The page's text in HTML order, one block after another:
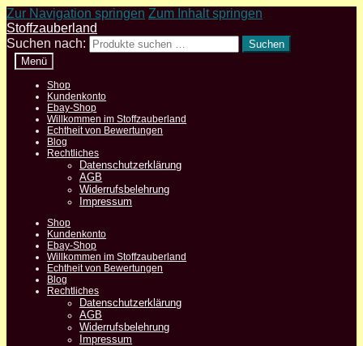
Zur Navigation springen Zum Inhalt springen
Stoffzauberland
Suchen nach:
Suchen
Menü
Shop
Kundenkonto
Ebay-Shop
Willkommen im Stoffzauberland
Echtheit von Bewertungen
Blog
Rechtliches
Datenschutzerklärung
AGB
Widerrufsbelehrung
Impressum
Shop
Kundenkonto
Ebay-Shop
Willkommen im Stoffzauberland
Echtheit von Bewertungen
Blog
Rechtliches
Datenschutzerklärung
AGB
Widerrufsbelehrung
Impressum